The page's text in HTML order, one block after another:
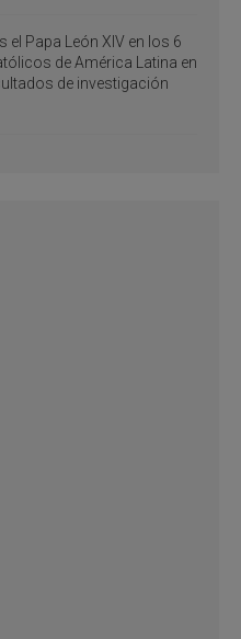
el Papa León XIV en los 6
de América Latina en
de investigación